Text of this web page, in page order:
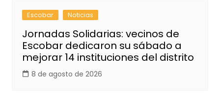
Escobar Noticias
Jornadas Solidarias: vecinos de
Escobar dedicaron su sábado a
mejorar 14 instituciones del distrito
8 de agosto de 2026